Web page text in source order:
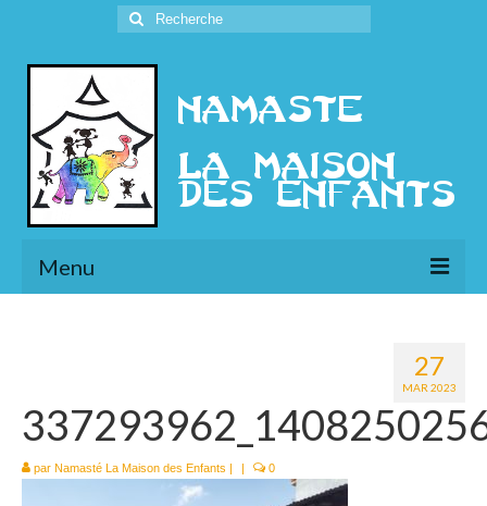
Rechercher
:
Menu
l’Ethique
Historique
27
MAR 2023
par Namasté La Maison des Enfants | | 0